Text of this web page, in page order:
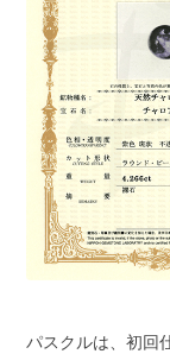
パスクルは、初回